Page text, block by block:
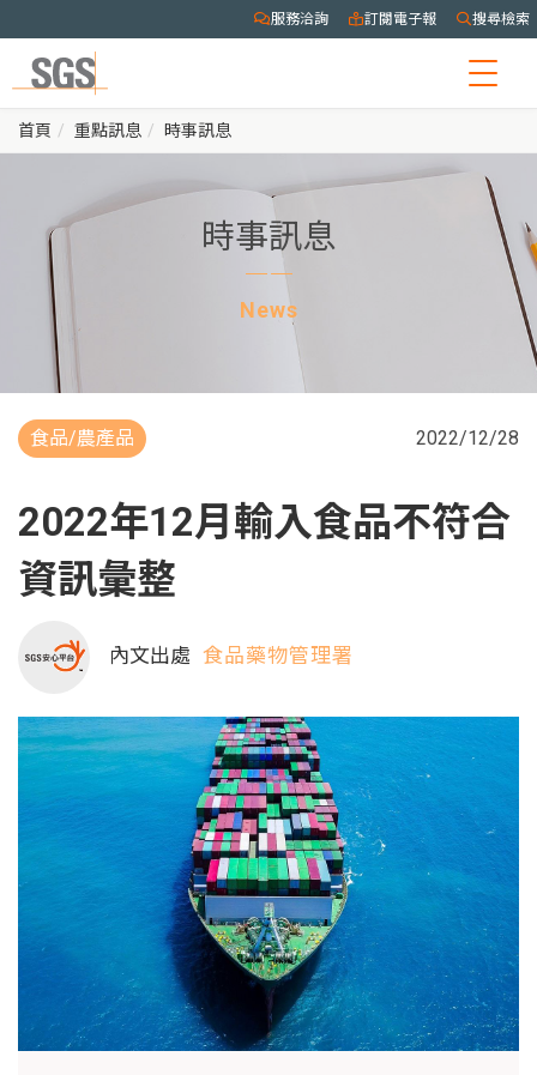
服務洽詢 訂閱電子報 搜尋檢索
首頁 重點訊息 時事訊息
時事訊息
News
食品/農產品 2022/12/28
2022年12月輸入食品不符合
資訊彙整
內文出處 食品藥物管理署